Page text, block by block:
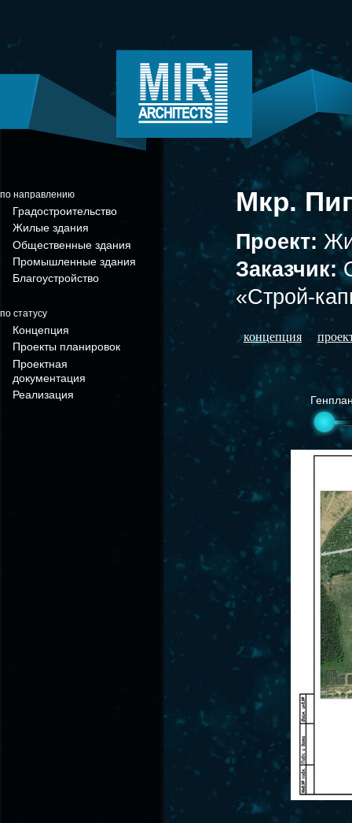
по направлению
Градостроительство
Жилые здания
Общественные здания
Промышленные здания
Благоустройство
по статусу
Концепция
Проекты планировок
Проектная
документация
Реализация
Мкр.
Проект:
Заказчик:
«Строй-
концепция